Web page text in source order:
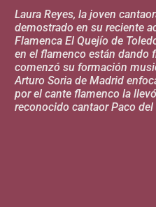
Laura Reyes, la joven
demostrado en su reciente
Flamenca El Quejío de
en el flamenco están dando
comenzó su formación
Arturo Soria de Madrid
por el cante flamenco la
reconocido cantaor Paco del